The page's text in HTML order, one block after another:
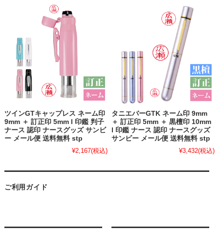
ツインGTキャップレス ネーム印
9mm ＋ 訂正印 5mm l 印鑑 判子
ナース 認印 ナースグッズ サンビ
ー メール便 送料無料 stp
¥2,167(税込)
タニエバーGTK ネーム印 9mm
＋ 訂正印 5mm ＋ 黒檀印 10mm
l 印鑑 ナース 認印 ナースグッズ
サンビー メール便 送料無料 stp
¥3,432(税込)
ご利用ガイド